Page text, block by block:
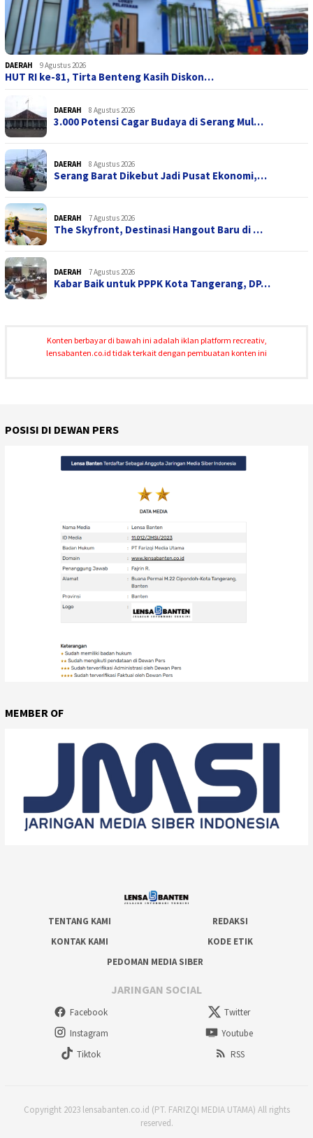
DAERAH 9 Agustus 2026
HUT RI ke-81, Tirta Benteng Kasih Diskon…
DAERAH 8 Agustus 2026
3.000 Potensi Cagar Budaya di Serang Mul…
DAERAH 8 Agustus 2026
Serang Barat Dikebut Jadi Pusat Ekonomi,…
DAERAH 7 Agustus 2026
The Skyfront, Destinasi Hangout Baru di …
DAERAH 7 Agustus 2026
Kabar Baik untuk PPPK Kota Tangerang, DP…
Konten berbayar di bawah ini adalah iklan platform recreativ,
lensabanten.co.id tidak terkait dengan pembuatan konten ini
POSISI DI DEWAN PERS
MEMBER OF
TENTANG KAMI
REDAKSI
KONTAK KAMI
KODE ETIK
PEDOMAN MEDIA SIBER
JARINGAN SOCIAL
Facebook
Twitter
Instagram
Youtube
Tiktok
RSS
Copyright 2023 lensabanten.co.id (PT. FARIZQI MEDIA UTAMA) All rights
reserved.